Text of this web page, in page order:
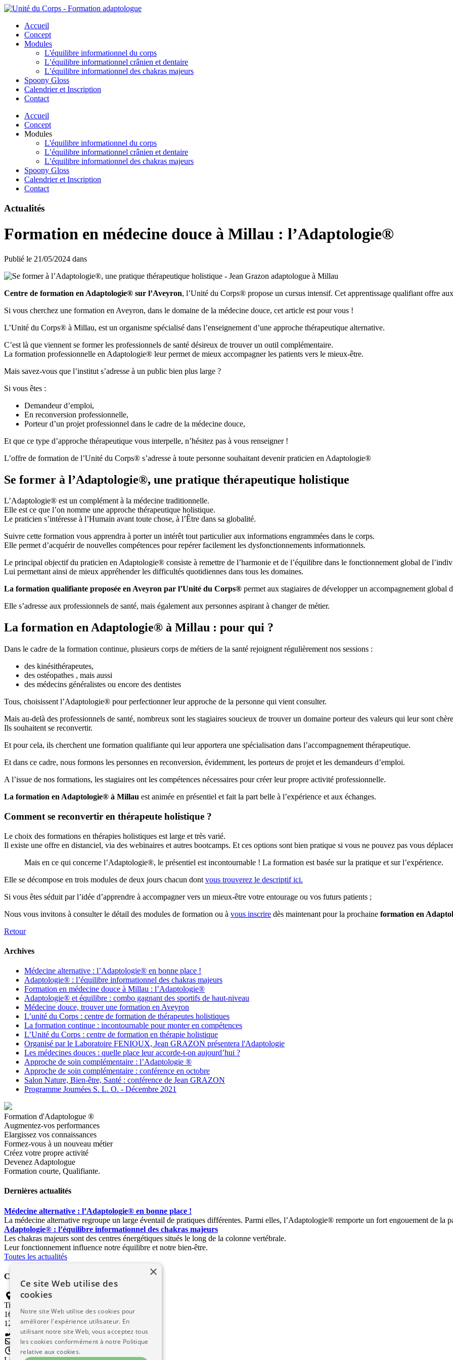
Accueil
Concept
Modules
L'équilibre informationnel du corps
L’équilibre informationnel crânien et dentaire
L’équilibre informationnel des chakras majeurs
Spoony Gloss
Calendrier et Inscription
Contact
Accueil
Concept
Modules
L'équilibre informationnel du corps
L’équilibre informationnel crânien et dentaire
L’équilibre informationnel des chakras majeurs
Spoony Gloss
Calendrier et Inscription
Contact
Actualités
Formation en médecine douce à Millau : l’Adaptologie®
Publié le 21/05/2024 dans
Centre de formation en Adaptologie® sur l’Aveyron, l’Unité du Corps® propose un cursus intensif. Cet apprentissage qualifiant offre
Si vous cherchez une formation en Aveyron, dans le domaine de la médecine douce, cet article est pour vous !
L’Unité du Corps® à Millau, est un organisme spécialisé dans l’enseignement d’une approche thérapeutique alternative.
C’est là que viennent se former les professionnels de santé désireux de trouver un outil complémentaire.
La formation professionnelle en Adaptologie® leur permet de mieux accompagner les patients vers le mieux-être.
Mais savez-vous que l’institut s’adresse à un public bien plus large ?
Si vous êtes :
Demandeur d’emploi,
En reconversion professionnelle,
Porteur d’un projet professionnel dans le cadre de la médecine douce,
Et que ce type d’approche thérapeutique vous interpelle, n’hésitez pas à vous renseigner !
L’offre de formation de l’Unité du Corps® s’adresse à toute personne souhaitant devenir praticien en Adaptologie®
Se former à l’Adaptologie®, une pratique thérapeutique holistique
L’Adaptologie® est un complément à la médecine traditionnelle.
Elle est ce que l’on nomme une approche thérapeutique holistique.
Le praticien s’intéresse à l’Humain avant toute chose, à l’Être dans sa globalité.
Suivre cette formation vous apprendra à porter un intérêt tout particulier aux informations engrammées dans le corps.
Elle permet d’acquérir de nouvelles compétences pour repérer facilement les dysfonctionnements informationnels.
Le principal objectif du praticien en Adaptologie® consiste à remettre de l’harmonie et de l’équilibre dans le fonctionnement global de
Lui permettant ainsi de mieux appréhender les difficultés quotidiennes dans tous les domaines.
La formation qualifiante proposée en Aveyron par l’Unité du Corps® permet aux stagiaires de développer un accompagnement global
Elle s’adresse aux professionnels de santé, mais également aux personnes aspirant à changer de métier.
La formation en Adaptologie® à Millau : pour qui ?
Dans le cadre de la formation continue, plusieurs corps de métiers de la santé rejoignent régulièrement nos sessions :
des kinésithérapeutes,
des ostéopathes , mais aussi
des médecins généralistes ou encore des dentistes
Tous, choisissent l’Adaptologie® pour perfectionner leur approche de la personne qui vient consulter.
Mais au-delà des professionnels de santé, nombreux sont les stagiaires soucieux de trouver un domaine porteur des valeurs qui leur sont
Ils souhaitent se reconvertir.
Et pour cela, ils cherchent une formation qualifiante qui leur apportera une spécialisation dans l’accompagnement thérapeutique.
Et dans ce cadre, nous formons les personnes en reconversion, évidemment, les porteurs de projet et les demandeurs d’emploi.
A l’issue de nos formations, les stagiaires ont les compétences nécessaires pour créer leur propre activité professionnelle.
La formation en Adaptologie® à Millau est animée en présentiel et fait la part belle à l’expérience et aux échanges.
Comment se reconvertir en thérapeute holistique ?
Le choix des formations en thérapies holistiques est large et très varié.
Il existe une offre en distanciel, via des webinaires et autres bootcamps. Et ces options sont bien pratique si vous ne pouvez pas vous
Mais en ce qui concerne l’Adaptologie®, le présentiel est incontournable ! La formation est basée sur la pratique et sur l’expérience.
Elle se décompose en trois modules de deux jours chacun dont vous trouverez le descriptif ici.
Si vous êtes séduit par l’idée d’apprendre à accompagner vers un mieux-être votre entourage ou vos futurs patients ;
Nous vous invitons à consulter le détail des modules de formation ou à vous inscrire dès maintenant pour la prochaine formation en
Retour
Archives
Médecine alternative : l’Adaptologie® en bonne place !
Adaptologie® : l’équilibre informationnel des chakras majeurs
Formation en médecine douce à Millau : l’Adaptologie®
Adaptologie® et équilibre : combo gagnant des sportifs de haut-niveau
Médecine douce, trouver une formation en Aveyron
L’unité du Corps : centre de formation de thérapeutes holistiques
La formation continue : incontournable pour monter en compétences
L’Unité du Corps : centre de formation en thérapie holistique
Organisé par le Laboratoire FENIOUX, Jean GRAZON présentera l'Adaptologie
Les médecines douces : quelle place leur accorde-t-on aujourd’hui ?
Approche de soin complémentaire : l’Adaptologie ®
Approche de soin complémentaire : conférence en octobre
Salon Nature, Bien-être, Santé : conférence de Jean GRAZON
Programme Journées S. L. O. - Décembre 2021
Formation d'Adaptologue ®
Augmentez-vos performances
Elargissez vos connaissances
Formez-vous à un nouveau métier
Créez votre propre activité
Devenez Adaptologue
Formation courte, Qualifiante.
Dernières actualités
Médecine alternative : l’Adaptologie® en bonne place !
La médecine alternative regroupe un large éventail de pratiques différentes. Parmi elles, l’Adaptologie® remporte un fort engouement de la
Adaptologie® : l’équilibre informationnel des chakras majeurs
Les chakras majeurs sont des centres énergétiques situés le long de la colonne vertébrale.
Leur fonctionnement influence notre équilibre et notre bien-être.
Toutes les actualités
Contactez-nous
Jean Grazon : Adaptologue
Titre enregistré INPI n° 4539989
16 Avenue Jean Jaurès
12100 Millau
05 65 59 15 26 (sur répondeur)
contact@luniteducorps.fr
Uniquement sur rendez-vous.
×
Ce site Web utilise des
cookies
Notre site Web utilise des cookies pour
améliorer l'expérience utilisateur. En
utilisant notre site Web, vous acceptez tous
les cookies conformément à notre Politique
relative aux cookies.